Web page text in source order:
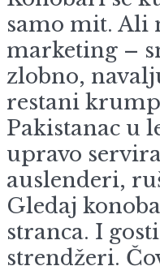
samo mit. Ali
marketing –
zlobno,
restani
Pakistanac u
upravo
auslenderi,
Gledaj
stranca. I
strendžeri.